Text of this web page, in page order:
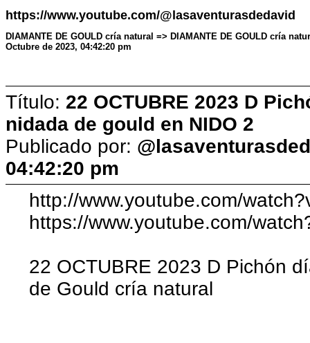
https://www.youtube.com/@lasaventurasdedavid
DIAMANTE DE GOULD cría natural => DIAMANTE DE GOULD cría
Octubre de 2023, 04:42:20 pm
Título: 22 OCTUBRE 2023 D
nidada de gould en NIDO 2
Publicado por:
04:42:20 pm
http://www.youtube.com/
https://www.youtube.com/
22 OCTUBRE 2023 D Pichón
de Gould cría natural